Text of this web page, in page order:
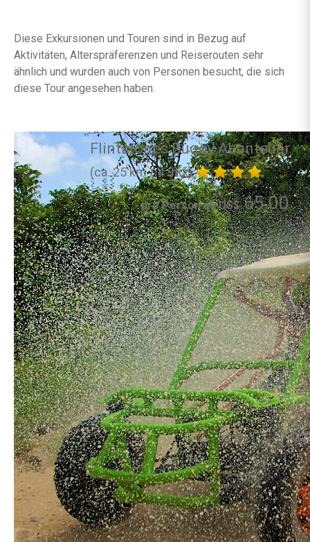
Diese Exkursionen und Touren sind in Bezug auf
Aktivitäten, Alterspräferenzen und Reiserouten sehr
ähnlich und wurden auch von Personen besucht, die sich
diese Tour angesehen haben.
Flintstones Buggy Abenteuer
(ca. 25 km / 4 Std.)
pro Person ab US$65.00